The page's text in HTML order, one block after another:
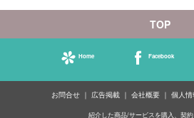
TOP
Home Facebook
お問合せ 広告掲載 会社概要 個人
紹介した商品/サービスを購入、契約